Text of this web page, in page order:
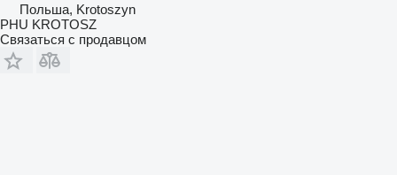
Польша, Krotoszyn
PHU KROTOSZ
Связаться с продавцом